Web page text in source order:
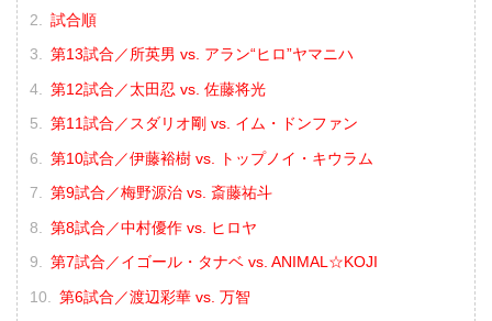
試合順
第13試合／所英男 vs. アラン“ヒロ”ヤマニハ
第12試合／太田忍 vs. 佐藤将光
第11試合／スダリオ剛 vs. イム・ドンファン
第10試合／伊藤裕樹 vs. トップノイ・キウラム
第9試合／梅野源治 vs. 斎藤祐斗
第8試合／中村優作 vs. ヒロヤ
第7試合／イゴール・タナベ vs. ANIMAL☆KOJI
第6試合／渡辺彩華 vs. 万智